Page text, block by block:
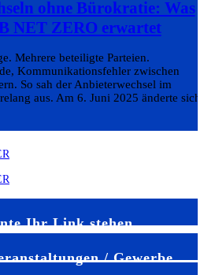
ohne Bürokratie: Was
NET ZERO erwartet
Mehrere beteiligte Parteien.
Kommunikationsfehler zwischen
So sah der Anbieterwechsel im
aus. Am 6. Juni 2025 änderte sich
Ihr Link stehen
/ Gewerbe